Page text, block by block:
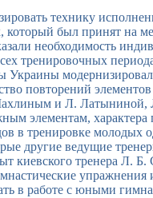
технику
был принят на
необходимость
тренировочных
Украины
повторений
и Л.
элементам,
тренировке молодых
другие ведущие
киевского тренера Л.
в работе с юными